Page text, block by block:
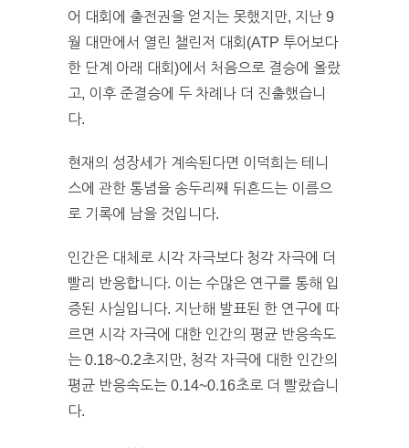
어 대회에 출전권을 얻지는 못했지만, 지난 9
월 대만에서 열린 챌린저 대회(ATP 투어보다
한 단계 아래 대회)에서 처음으로 결승에 올랐
고, 이후 준결승에 두 차례나 더 진출했습니
다.
현재의 성장세가 계속된다면 이덕희는 테니
스에 관한 통념을 송두리째 뒤흔드는 이름으
로 기록에 남을 것입니다.
인간은 대체로 시각 자극보다 청각 자극에 더
빨리 반응합니다. 이는 수많은 연구를 통해 입
증된 사실입니다. 지난해 발표된 한 연구에 따
르면 시각 자극에 대한 인간의 평균 반응속도
는 0.18~0.2초지만, 청각 자극에 대한 인간의
평균 반응속도는 0.14~0.16초로 더 빨랐습니
다.